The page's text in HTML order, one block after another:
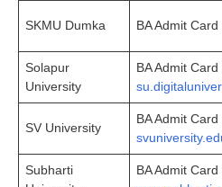
SKMU Dumka BA Admit Card
Solapur
University
BA Admit Card
SV University
BA Admit Card
Subharti
BA Admit Card